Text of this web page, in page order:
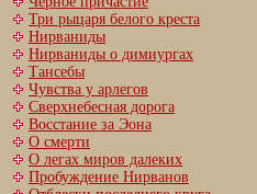
Три рыцаря белого креста
Нирваниды
Нирваниды о димиургах
Тансебы
Чувства у арлегов
Сверхнебесная дорога
Восстание за Эона
О смерти
О легах миров далеких
Пробуждение Нирванов